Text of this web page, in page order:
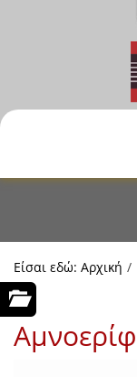
Είσαι εδώ: Αρχική